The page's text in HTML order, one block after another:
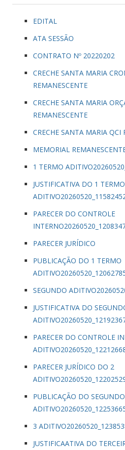
EDITAL
ATA SESSÃO
CONTRATO Nº 20220202
CRECHE SANTA MARIA
REMANESCENTE
CRECHE SANTA MARIA
REMANESCENTE
CRECHE SANTA MARIA QCI
MEMORIAL
1 TERMO
JUSTIFICATIVA DO 1 TERMO
PARECER DO CONTROLE
PARECER JURÍDICO
PUBLICAÇÃO DO 1 TERMO
SEGUNDO
JUSTIFICATIVA DO
PARECER DO CONTROLE
PARECER JURÍDICO DO 2
PUBLICAÇÃO DO SEGUNDO
3
JUSTIFICAATIVA DO